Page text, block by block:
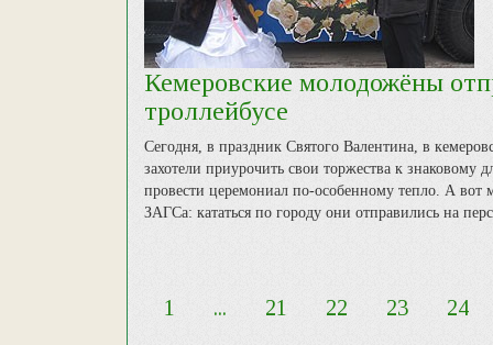
Кемеровские молодожёны
троллейбусе
Сегодня, в праздник Святого Валентина, в
захотели приурочить свои торжества к
провести церемониал по-особенному тепло. А
ЗАГСа: кататься по городу они отправились на
1 ... 21 22 23 24